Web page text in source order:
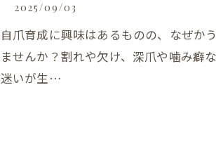
2025/09/03
自爪育成に興味はあるものの、なぜか
ませんか？割れや欠け、深爪や噛み癖
迷いが生…